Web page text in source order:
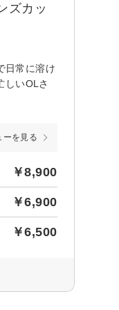
ズカッ
日常に溶け
しいOLさ
ーを見る
￥8,900
￥6,900
￥6,500